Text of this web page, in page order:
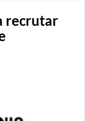
recrutar